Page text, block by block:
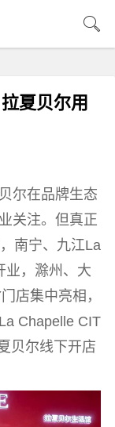
夏贝尔用
尔在品牌生态
关注。但真正
南宁、九江La
业，滁州、大
店集中亮相，
Chapelle CIT
贝尔线下开店